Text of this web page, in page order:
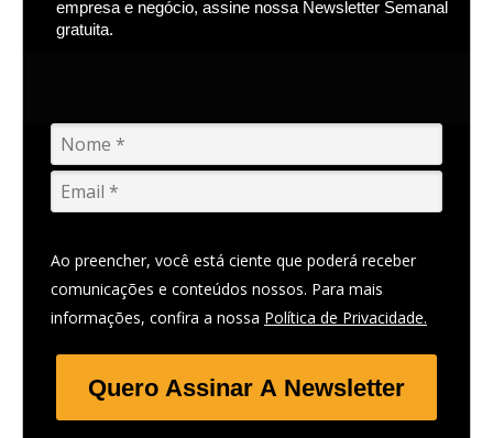
empresa e negócio, assine nossa Newsletter Semanal
gratuita.
Ao preencher, você está ciente que poderá receber
comunicações e conteúdos nossos. Para mais
informações, confira a nossa Política de Privacidade.
Quero Assinar A Newsletter